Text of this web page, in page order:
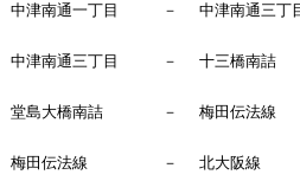
中津南通一丁目 － 中津南通三丁
中津南通三丁目 － 十三橋南詰
堂島大橋南詰 － 梅田伝法線
梅田伝法線 － 北大阪線